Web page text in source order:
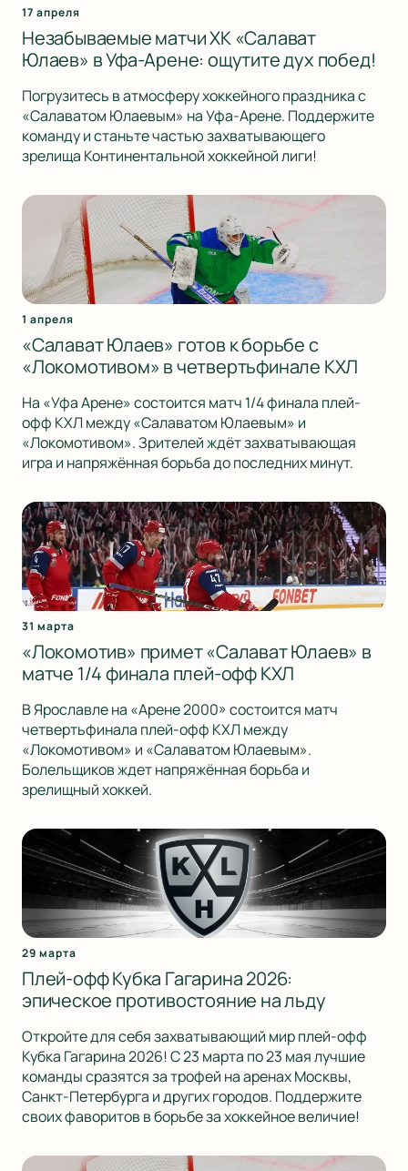
17 апреля
Незабываемые матчи ХК «Салават
Юлаев» в Уфа-Арене: ощутите дух побед!
Погрузитесь в атмосферу хоккейного праздника с
«Салаватом Юлаевым» на Уфа-Арене. Поддержите
команду и станьте частью захватывающего
зрелища Континентальной хоккейной лиги!
1 апреля
«Салават Юлаев» готов к борьбе с
«Локомотивом» в четвертьфинале КХЛ
На «Уфа Арене» состоится матч 1/4 финала плей-
офф КХЛ между «Салаватом Юлаевым» и
«Локомотивом». Зрителей ждёт захватывающая
игра и напряжённая борьба до последних минут.
31 марта
«Локомотив» примет «Салават Юлаев» в
матче 1/4 финала плей-офф КХЛ
В Ярославле на «Арене 2000» состоится матч
четвертьфинала плей-офф КХЛ между
«Локомотивом» и «Салаватом Юлаевым».
Болельщиков ждет напряжённая борьба и
зрелищный хоккей.
29 марта
Плей-офф Кубка Гагарина 2026:
эпическое противостояние на льду
Откройте для себя захватывающий мир плей-офф
Кубка Гагарина 2026! С 23 марта по 23 мая лучшие
команды сразятся за трофей на аренах Москвы,
Санкт-Петербурга и других городов. Поддержите
своих фаворитов в борьбе за хоккейное величие!